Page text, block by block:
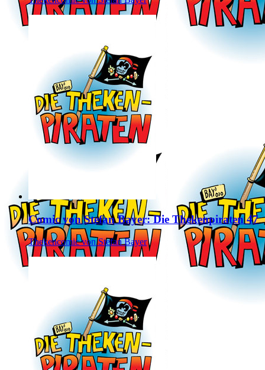
Comic von Stefan Bayer: Die Thekenpiraten 47
Thekencomic von Stefan Bayer